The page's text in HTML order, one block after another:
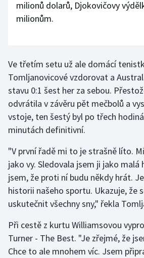
milionů dolarů, Djokovičovy
milionům.
Ve třetím setu už ale domácí
Tomljanovicové vzdorovat a
stavu 0:1 šest her za sebou.
odvrátila v závěru pět mečbolů a
vstoje, ten šestý byl po třech
minutách definitivní.
"V první řadě mi to je strašně líto.
jako vy. Sledovala jsem ji jako malá
jsem, že proti ní budu někdy hrát.
historii našeho sportu. Ukazuje, že
uskutečnit všechny sny," řekla
Při cestě z kurtu Williamsovou
Turner - The Best. "Je zřejmé, že
Chce to ale mnohem víc. Jsem